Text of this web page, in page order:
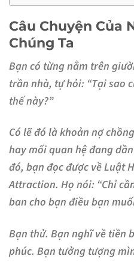
Câu Chuyện Của
Chúng Ta
Bạn có từng nằm trên
trần nhà, tự hỏi: “Tại sao
thế này?”
Có lẽ đó là khoản nợ
hay mối quan hệ đang
đó, bạn đọc được về Luật
Attraction. Họ nói: “Chỉ
ban cho bạn điều bạn
Bạn thử. Bạn nghĩ về tiền
phúc. Bạn tưởng tượng